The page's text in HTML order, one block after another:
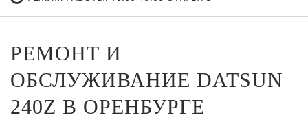
РЕМОНТ И
ОБСЛУЖИВАНИЕ DATSUN
240Z В ОРЕНБУРГЕ